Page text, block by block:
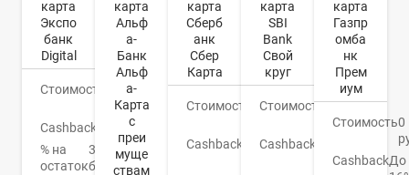
карта
Экспо
банк
Digital
Стоимость
руб.
Cashback
Бонусы
% на
остаток
3%
бонусами
карта
Альф
а-
Банк
Альф
а-
Карта
с
преи
муще
ствам
карта
Сберб
анк
Сбер
Карта
Стоимость
Cashback
До
карта
SBI
Bank
Свой
круг
Стоимость0
руб.
Cashback
10%
карта
Газпр
омба
нк
Прем
иум
Стоимость0
CashbackДо